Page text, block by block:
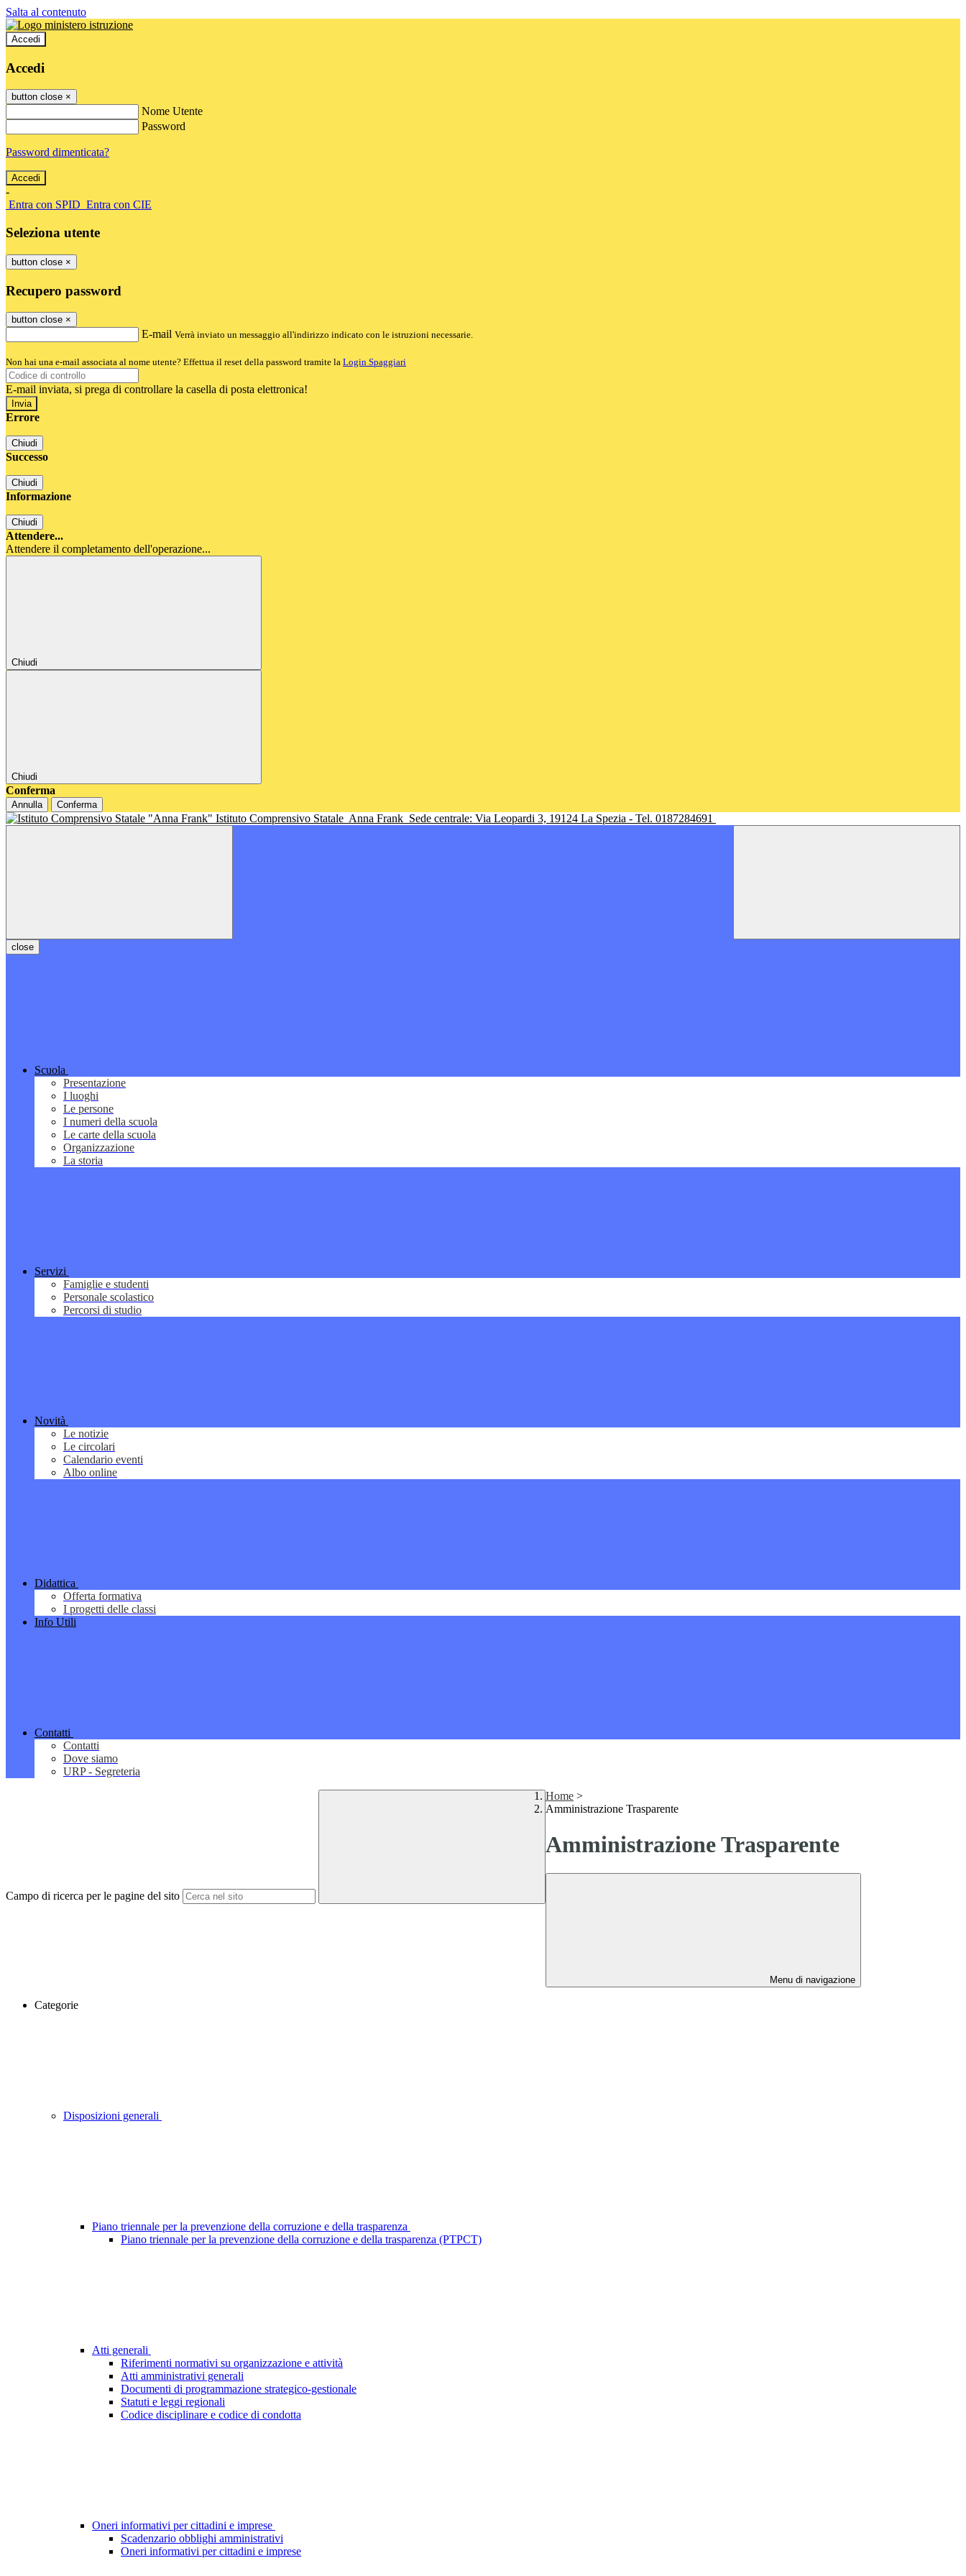
Salta al contenuto
Accedi
Accedi
button close ×
Nome Utente
Password
Password dimenticata?
-
Entra con SPID Entra con CIE
Seleziona utente
button close ×
Recupero password
button close ×
E-mail Verrà inviato un messaggio all'indirizzo indicato con le istruzioni necessarie.
Non hai una e-mail associata al nome utente? Effettua il reset della password tramite la Login Spaggiari
E-mail inviata, si prega di controllare la casella di posta elettronica!
Errore
Chiudi
Successo
Chiudi
Informazione
Chiudi
Attendere...
Attendere il completamento dell'operazione...
Chiudi
Chiudi
Conferma
Annulla Conferma
Istituto Comprensivo Statale Anna Frank Sede centrale: Via Leopardi 3, 19124 La Spezia - Tel. 0187284691
close
Scuola
Presentazione
I luoghi
Le persone
I numeri della scuola
Le carte della scuola
Organizzazione
La storia
Servizi
Famiglie e studenti
Personale scolastico
Percorsi di studio
Novità
Le notizie
Le circolari
Calendario eventi
Albo online
Didattica
Offerta formativa
I progetti delle classi
Info Utili
Contatti
Contatti
Dove siamo
URP - Segreteria
Campo di ricerca per le pagine del sito
Home >
Amministrazione Trasparente
Amministrazione Trasparente
Menu di navigazione
Categorie
Disposizioni generali
Piano triennale per la prevenzione della corruzione e della trasparenza
Piano triennale per la prevenzione della corruzione e della trasparenza (PTPCT)
Atti generali
Riferimenti normativi su organizzazione e attività
Atti amministrativi generali
Documenti di programmazione strategico-gestionale
Statuti e leggi regionali
Codice disciplinare e codice di condotta
Oneri informativi per cittadini e imprese
Scadenzario obblighi amministrativi
Oneri informativi per cittadini e imprese